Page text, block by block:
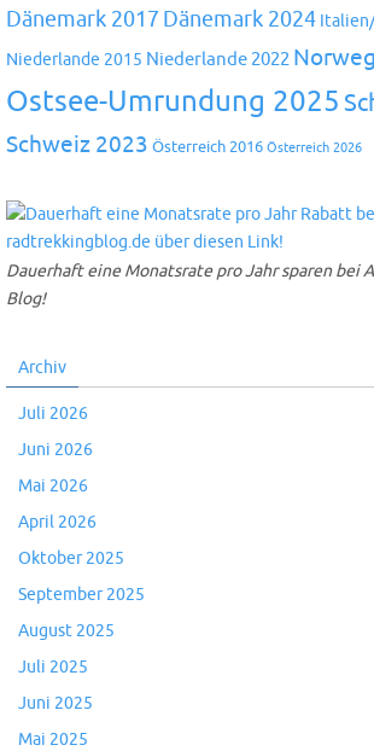
Dänemark 2017 Dänemark 2024
Niederlande 2015 Niederlande 2022
Ostsee-Umrundung 2025
Schweiz 2023 Österreich 2016 Österreich 2026
Dauerhaft eine Monatsrate pro Jahr sparen bei
Blog!
Archiv
Juli 2026
Juni 2026
Mai 2026
April 2026
Oktober 2025
September 2025
August 2025
Juli 2025
Juni 2025
Mai 2025